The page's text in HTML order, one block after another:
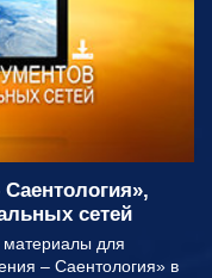
сетей
материалы для
– Саентология» в